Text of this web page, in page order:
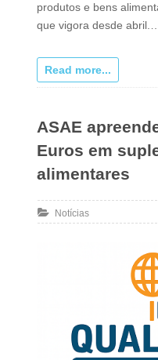
produtos e bens
que vigora desde
Read more...
ASAE
Euros em
alimentares
Notícias